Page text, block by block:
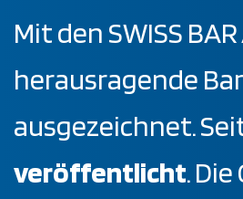
Mit den SWISS
herausragende
ausgezeichnet.
veröffentlicht.